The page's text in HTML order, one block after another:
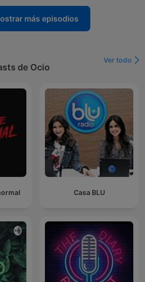
más episodios
de Ocio
Ver todo
Casa BLU